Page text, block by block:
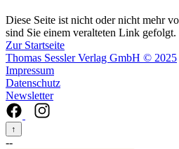
Diese Seite ist nicht oder nicht mehr
sind Sie einem veralteten Link gefolgt.
Zur Startseite
Thomas Sessler Verlag GmbH © 2025
Impressum
Datenschutz
Newsletter
↑
--